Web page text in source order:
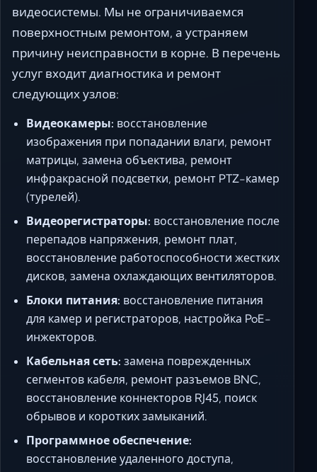
видеосистемы. Мы не ограничиваемся
поверхностным ремонтом, а устраняем
причину неисправности в корне. В перечень
услуг входит диагностика и ремонт
следующих узлов:
Видеокамеры: восстановление
изображения при попадании влаги, ремонт
матрицы, замена объектива, ремонт
инфракрасной подсветки, ремонт PTZ-камер
(турелей).
Видеорегистраторы: восстановление после
перепадов напряжения, ремонт плат,
восстановление работоспособности жестких
дисков, замена охлаждающих вентиляторов.
Блоки питания: восстановление питания
для камер и регистраторов, настройка PoE-
инжекторов.
Кабельная сеть: замена поврежденных
сегментов кабеля, ремонт разъемов BNC,
восстановление коннекторов RJ45, поиск
обрывов и коротких замыканий.
Программное обеспечение:
восстановление удаленного доступа,